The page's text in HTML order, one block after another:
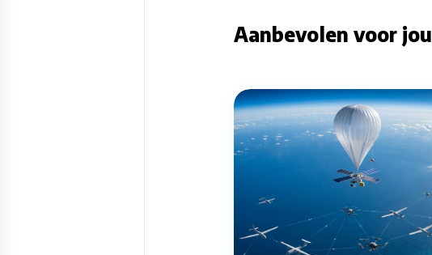
Aanbevolen voor jou